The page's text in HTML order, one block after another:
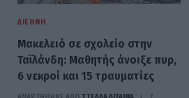
ΔΙΕΘΝΉ
Μακελειό σε σχολείο στην
Ταϊλάνδη: Μαθητής άνοιξε πυρ,
6 νεκροί και 15 τραυματίες